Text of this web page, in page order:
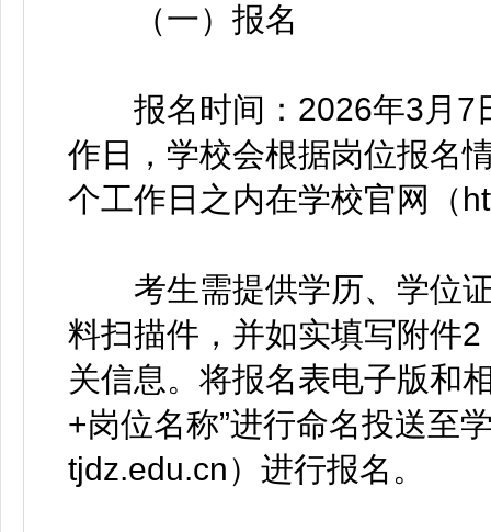
（一）报名
报名时间：2026年3月7
作日，学校会根据岗位报名
个工作日之内在学校官网（
考生需提供学历、学位证
料扫描件，并如实填写附件
关信息。将报名表电子版和
+岗位名称”进行命名投送至
tjdz.edu.cn）进行报名。